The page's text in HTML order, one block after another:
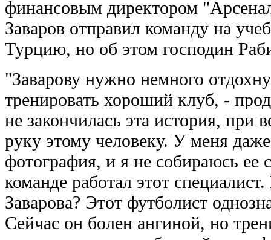
финансовым директором
Заваров отправил команду на
Турцию, но об этом господин
"Заварову нужно немного
тренировать хороший клуб, -
не закончилась эта история, при
руку этому человеку. У меня
фотография, и я не собираюсь ее
команде работал этот
Заварова? Этот футболист
Сейчас он болен ангиной, но